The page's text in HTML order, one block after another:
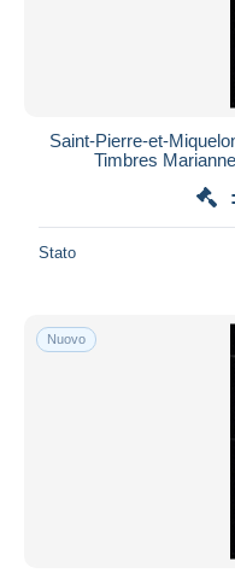
Saint-Pierre-et-
Timbres
Stato
Nuovo